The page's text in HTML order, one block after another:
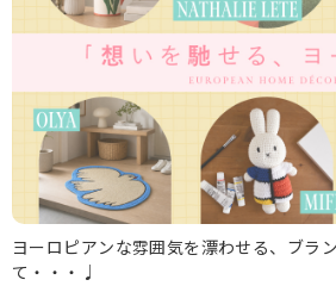
ヨーロピアンな雰囲気を漂わせる、ブラ
て・・・♩